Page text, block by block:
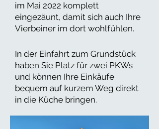
im Mai 2022 komplett
eingezäunt, damit sich auch Ihre
Vierbeiner im dort wohlfühlen.
In der Einfahrt zum Grundstück
haben Sie Platz für zwei PKWs
und können Ihre Einkäufe
bequem auf kurzem Weg direkt
in die Küche bringen.